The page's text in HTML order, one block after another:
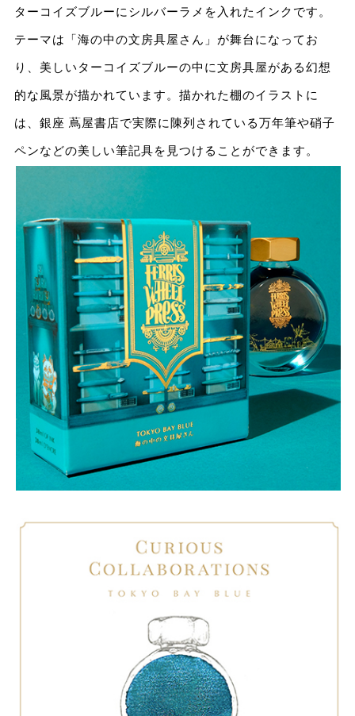
ターコイズブルーにシルバーラメを⼊れたインクです。
テーマは「海の中の⽂房具屋さん」が舞台になってお
り、美しいターコイズブルーの中に⽂房具屋がある幻想
的な⾵景が描かれています。描かれた棚のイラストに
は、銀座 蔦屋書店で実際に陳列されている万年筆や硝⼦
ペンなどの美しい筆記具を⾒つけることができます。